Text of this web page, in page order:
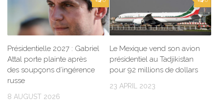
Présidentielle 2027 : Gabriel
Attal porte plainte après
des soupçons d’ingérence
russe
8 AUGUST 2026
Le Mexique vend son avion
présidentiel au Tadjikistan
pour 92 millions de dollars
23 APRIL 2023